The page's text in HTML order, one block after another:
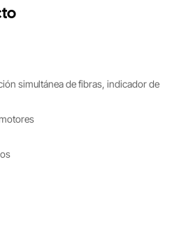
simultánea de fibras, indicador de